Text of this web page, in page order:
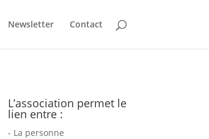
Newsletter Contact
L’association permet le
lien entre :
- La personne